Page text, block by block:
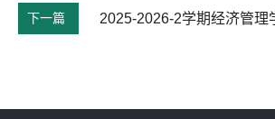
下一篇